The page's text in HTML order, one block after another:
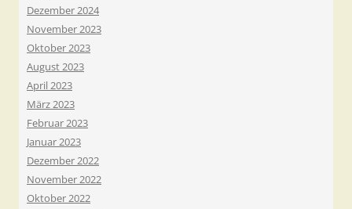
Dezember 2024
November 2023
Oktober 2023
August 2023
April 2023
März 2023
Februar 2023
Januar 2023
Dezember 2022
November 2022
Oktober 2022